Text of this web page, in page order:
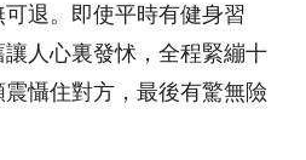
退。即使平時有健身習
人心裏發怵，全程緊繃十
懾住對方，最後有驚無險